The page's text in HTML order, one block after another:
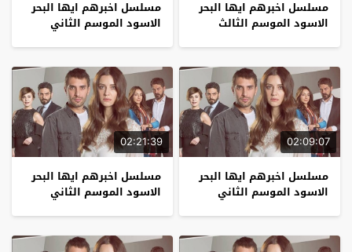
مسلسل اخبرهم ايها البحر
الاسود الموسم الثالث
مسلسل اخبرهم ايها البحر
الاسود الموسم الثاني
02:09:07
مسلسل اخبرهم ايها البحر
الاسود الموسم الثاني
02:21:39
مسلسل اخبرهم ايها البحر
الاسود الموسم الثاني